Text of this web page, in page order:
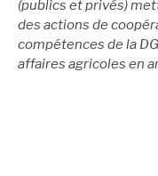
(publics et privés)
des actions de
compétences de la
affaires agricoles en